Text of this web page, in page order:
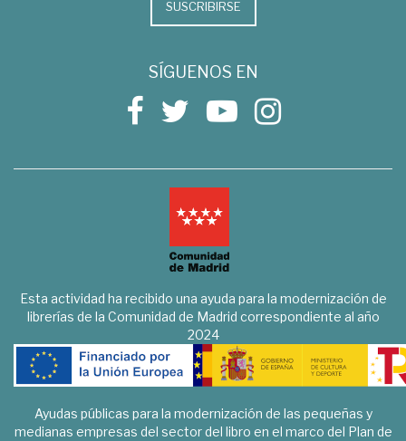
SUSCRIBIRSE
SÍGUENOS EN
Esta actividad ha recibido una ayuda para la modernización de
librerías de la Comunidad de Madrid correspondiente al año
2024
Ayudas públicas para la modernización de las pequeñas y
medianas empresas del sector del libro en el marco del Plan de